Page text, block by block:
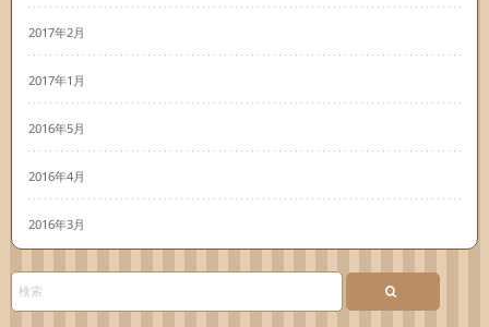
2017年2月
2017年1月
2016年5月
2016年4月
2016年3月